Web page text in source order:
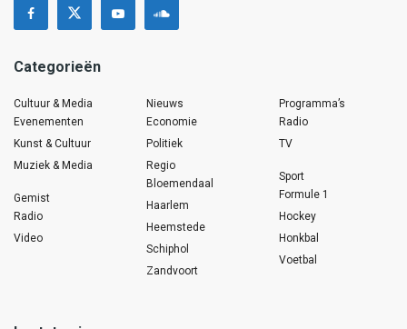
Categorieën
Cultuur & Media
Evenementen
Kunst & Cultuur
Muziek & Media
Gemist
Radio
Video
Nieuws
Economie
Politiek
Regio
Bloemendaal
Haarlem
Heemstede
Schiphol
Zandvoort
Programma’s
Radio
TV
Sport
Formule 1
Hockey
Honkbal
Voetbal